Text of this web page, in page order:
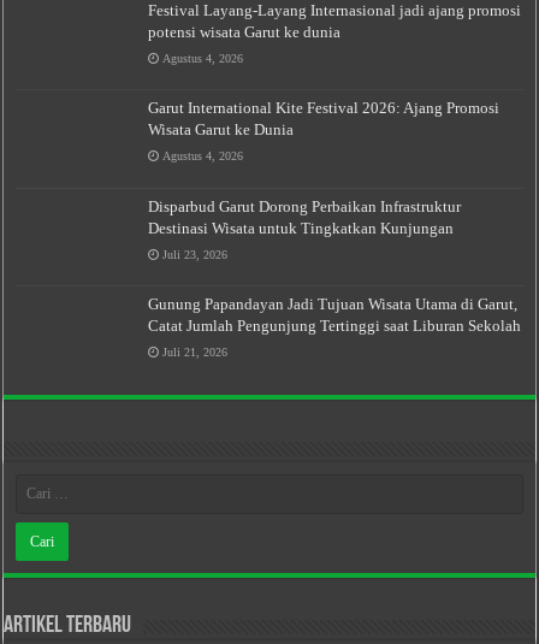
Festival Layang-Layang Internasional jadi ajang promosi
potensi wisata Garut ke dunia
Agustus 4, 2026
Garut International Kite Festival 2026: Ajang Promosi
Wisata Garut ke Dunia
Agustus 4, 2026
Disparbud Garut Dorong Perbaikan Infrastruktur
Destinasi Wisata untuk Tingkatkan Kunjungan
Juli 23, 2026
Gunung Papandayan Jadi Tujuan Wisata Utama di Garut,
Catat Jumlah Pengunjung Tertinggi saat Liburan Sekolah
Juli 21, 2026
Artikel Terbaru